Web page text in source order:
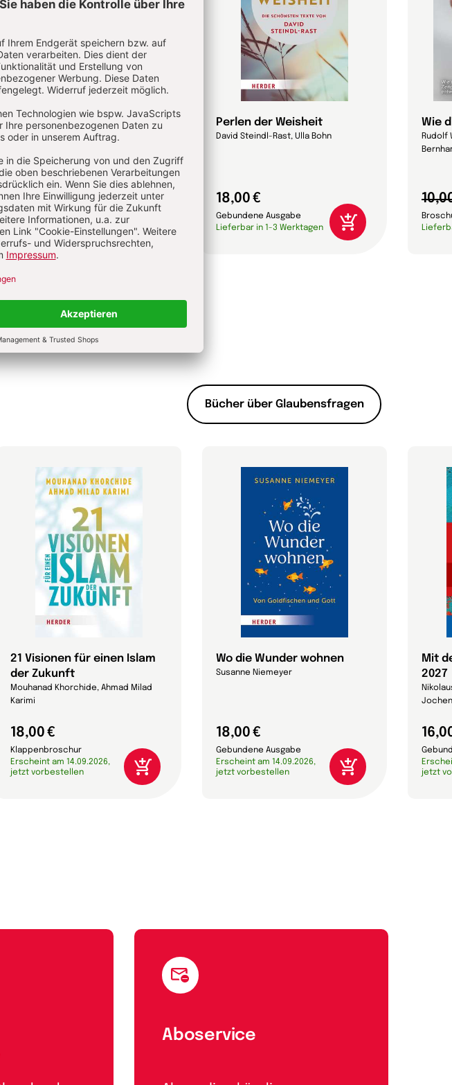
Älterwerden – wie geht das?
Anselm Grün, Gabriela Herpell,
9,00 € 4,50 €
Broschur
Lieferbar in 1-3 Werktagen
Perlen der Weisheit
David Steindl-Rast, Ulla Bohn
18,00 €
Gebundene Ausgabe
Lieferbar in 1-3 Werktagen
Wie
Rudolf
Bücher über Glaubensfragen
21 Visionen für einen Islam
der Zukunft
Mouhanad Khorchide, Ahmad Milad
Karimi
18,00 €
Klappenbroschur
Erscheint am 14.09.2026,
jetzt vorbestellen
Wo die Wunder wohnen
Susanne Niemeyer
18,00 €
Gebundene Ausgabe
Erscheint am 14.09.2026,
jetzt vorbestellen
Mit
2027
jetzt
Aboservice